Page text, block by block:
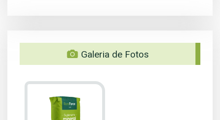
Galeria de Fotos